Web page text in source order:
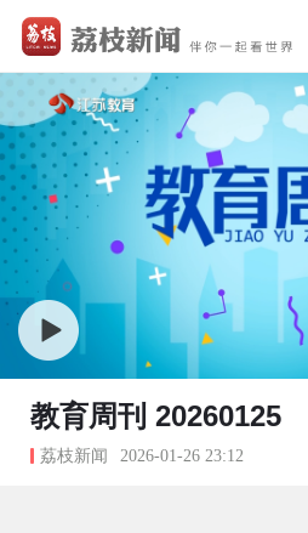
教育周刊 20260125
荔枝新闻 2026-01-26 23:12